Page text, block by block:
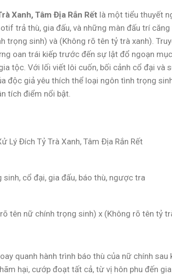
Xanh, Tâm Địa Rắn Rết là một tiểu thuyết
trả thù, gia đấu, và những màn đấu trí
trọng sinh) và (Không rõ tên tỷ trà xanh).
oan trái kiếp trước đến sự lật đổ ngoạn
tộc. Với lối viết lôi cuốn, bối cảnh cổ đại và
độc giả yêu thích thể loại ngôn tình trọng
tích điểm nổi bật.
Lý Đích Tỷ Trà Xanh, Tâm Địa Rắn Rết
sinh, cổ đại, gia đấu, báo thù, ngược tra
tên nữ chính trọng sinh) x (Không rõ tên tỷ
quanh hành trình báo thù của nữ chính
hại, cướp đoạt tất cả, từ vị hôn phu đến